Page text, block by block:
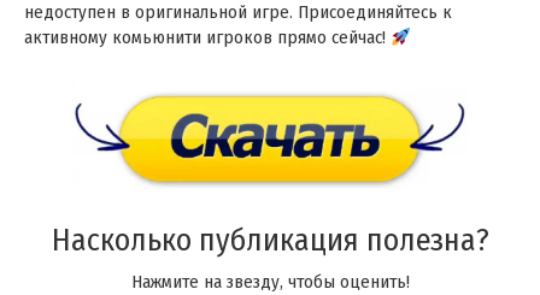
недоступен в оригинальной игре. Присоединяйтесь к
активному комьюнити игроков прямо сейчас!
Насколько публикация полезна?
Нажмите на звезду, чтобы оценить!